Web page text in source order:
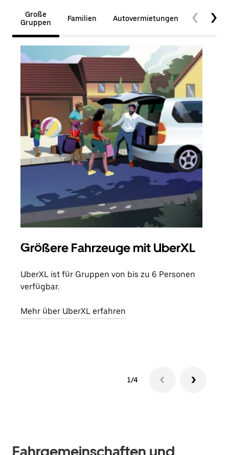
Große
Gruppen
Familien Autovermietungen
Größere Fahrzeuge mit UberXL
UberXL ist für Gruppen von bis zu 6 Personen
verfügbar.
Mehr über UberXL erfahren
1/4
Fahrgemeinschaften und